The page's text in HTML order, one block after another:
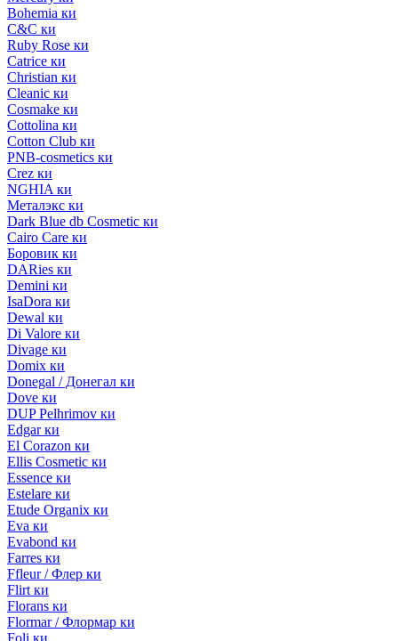
Bohemia ки
C&C ки
Ruby Rose ки
Catrice ки
Christian ки
Cleanic ки
Cosmake ки
Cottolina ки
Cotton Club ки
PNB-cosmetics ки
Crez ки
NGHIA ки
Металэкс ки
Dark Blue db Cosmetic ки
Cairo Care ки
Боровик ки
DARies ки
Demini ки
IsaDora ки
Dewal ки
Di Valore ки
Divage ки
Domix ки
Donegal / Донегал ки
Dove ки
DUP Pelhrimov ки
Edgar ки
El Corazon ки
Ellis Cosmetic ки
Essence ки
Estelare ки
Etude Organix ки
Eva ки
Evabond ки
Farres ки
Ffleur / Флер ки
Flirt ки
Florans ки
Flormar / Флормар ки